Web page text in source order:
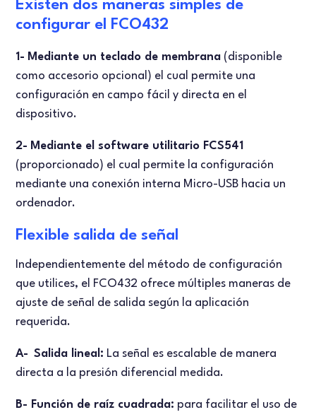
Existen dos maneras simples de
configurar el FCO432
1- Mediante un teclado de membrana (disponible
como accesorio opcional) el cual permite una
configuración en campo fácil y directa en el
dispositivo.
2- Mediante el software utilitario FCS541
(proporcionado) el cual permite la configuración
mediante una conexión interna Micro-USB hacia un
ordenador.
Flexible salida de señal
Independientemente del método de configuración
que utilices, el FCO432 ofrece múltiples maneras de
ajuste de señal de salida según la aplicación
requerida.
A- Salida lineal: La señal es escalable de manera
directa a la presión diferencial medida.
B- Función de raíz cuadrada: para facilitar el uso de